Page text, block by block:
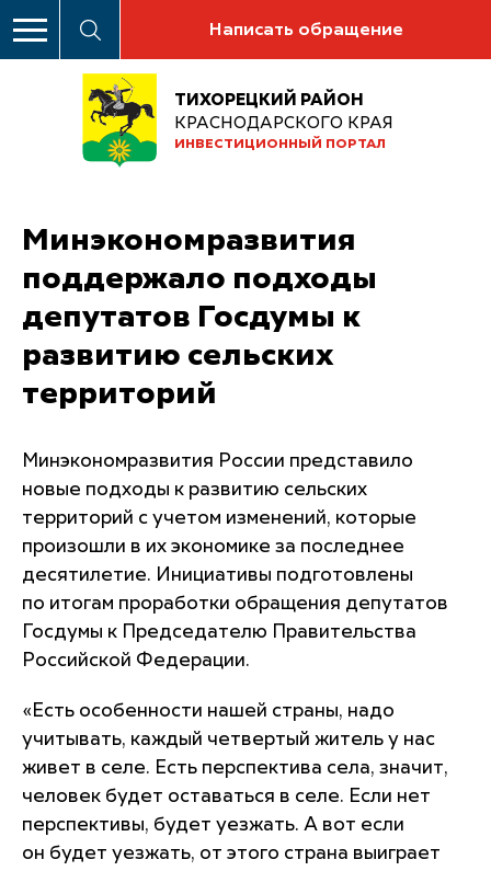
Написать обращение
ТИХОРЕЦКИЙ РАЙОН
КРАСНОДАРСКОГО КРАЯ
ИНВЕСТИЦИОННЫЙ ПОРТАЛ
Минэкономразвития
поддержало подходы
депутатов Госдумы к
развитию сельских
территорий
Минэкономразвития России представило
новые подходы к развитию сельских
территорий с учетом изменений, которые
произошли в их экономике за последнее
десятилетие. Инициативы подготовлены
по итогам проработки обращения депутатов
Госдумы к Председателю Правительства
Российской Федерации.
«Есть особенности нашей страны, надо
учитывать, каждый четвертый житель у нас
живет в селе. Есть перспектива села, значит,
человек будет оставаться в селе. Если нет
перспективы, будет уезжать. А вот если
он будет уезжать, от этого страна выиграет